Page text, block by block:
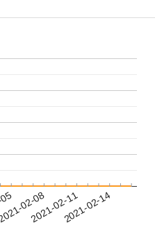
02-08
2021-02-112021-02-14